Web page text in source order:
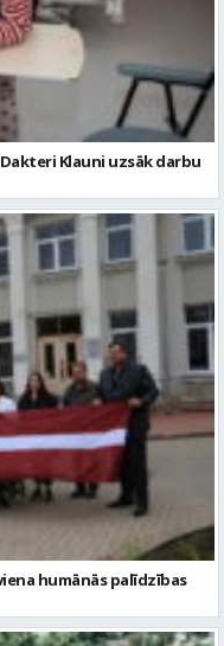
Klauni uzsāk darbu
humānās palīdzības